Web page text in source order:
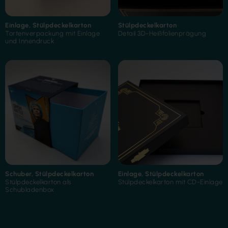
Einlage Stülpdeckelkarton
Tortenverpackung mit Einlage
und Innendruck
Stülpdeckelkarton
Detail 3D-Heißfolienprägung
Schuber, Stülpdeckelkarton
Stülpdeckelkarton als
Schubladenbox
Folienkaschierung
Einlage, Stülpdeckelkarton
Stülpdeckelkarton mit CD-Einlage